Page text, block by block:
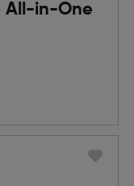
All-in-One